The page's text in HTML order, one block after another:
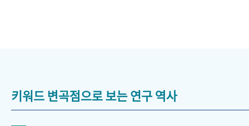
키워드 변곡점으로 보는 연구 역사